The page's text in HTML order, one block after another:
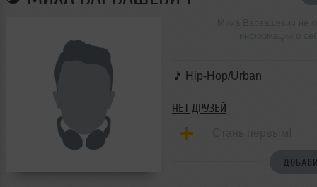
Hip-Hop/Urban
НЕТ ДРУЗЕЙ